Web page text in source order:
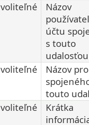
voliteľné
Názov
účtu
s touto
udalosťou
voliteľné
Názov
touto
voliteľné
Krátka